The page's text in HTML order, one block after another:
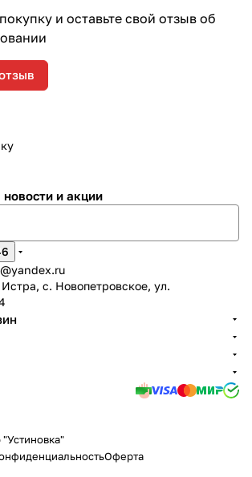
и оставьте свой отзыв об
новости и акции
с. Новопетровское, ул.
Оферта